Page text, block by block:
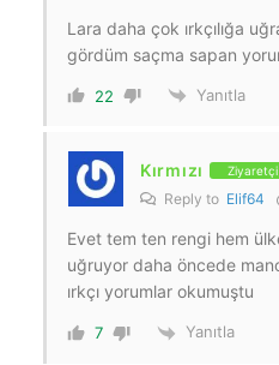
Lara daha çok ırkçılığa
gördüm saçma sapan
22 Yanıtla
Kırmızı Ziyaretçi
Reply to Elif64
Evet tem ten rengi hem
uğruyor daha öncede
ırkçı yorumlar okumuştu
7 Yanıtla